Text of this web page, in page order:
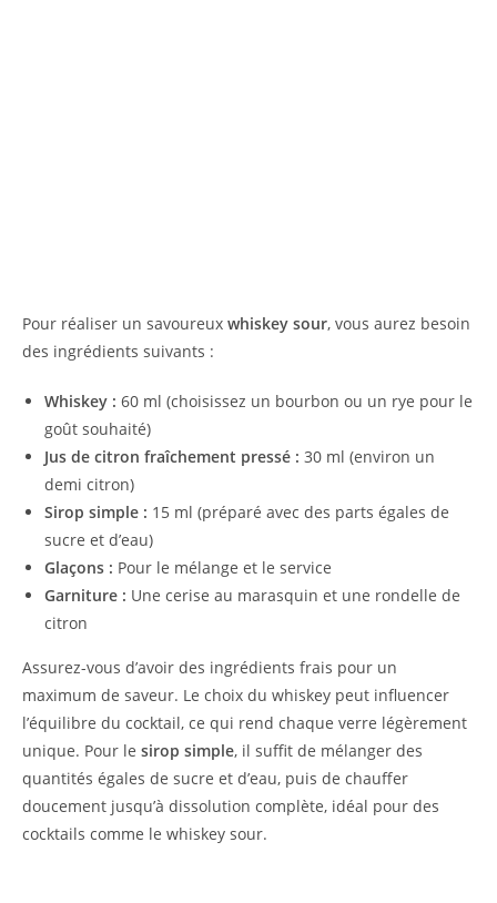
Pour réaliser un savoureux whiskey sour, vous aurez besoin
des ingrédients suivants :
Whiskey : 60 ml (choisissez un bourbon ou un rye pour le
goût souhaité)
Jus de citron fraîchement pressé : 30 ml (environ un
demi citron)
Sirop simple : 15 ml (préparé avec des parts égales de
sucre et d’eau)
Glaçons : Pour le mélange et le service
Garniture : Une cerise au marasquin et une rondelle de
citron
Assurez-vous d’avoir des ingrédients frais pour un
maximum de saveur. Le choix du whiskey peut influencer
l’équilibre du cocktail, ce qui rend chaque verre légèrement
unique. Pour le sirop simple, il suffit de mélanger des
quantités égales de sucre et d’eau, puis de chauffer
doucement jusqu’à dissolution complète, idéal pour des
cocktails comme le whiskey sour.